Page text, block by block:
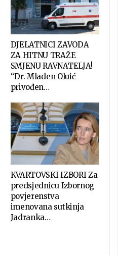
DJELATNICI ZAVODA
ZA HITNU TRAŽE
SMJENU RAVNATELJA!
“Dr. Mladen Oluić
privođen…
KVARTOVSKI IZBORI Za
predsjednicu Izbornog
povjerenstva
imenovana sutkinja
Jadranka…